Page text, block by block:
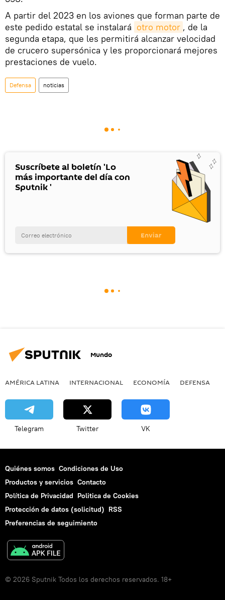
A partir del 2023 en los aviones que forman parte de
este pedido estatal se instalará otro motor , de la
segunda etapa, que les permitirá alcanzar velocidad
de crucero supersónica y les proporcionará mejores
prestaciones de vuelo.
Defensa noticias
Suscríbete al boletín 'Lo
más importante del día con
Sputnik '
Mundo
AMÉRICA LATINA INTERNACIONAL ECONOMÍA DEFENSA
Telegram Twitter VK
Quiénes somos Condiciones de Uso
Productos y servicios Contacto
Política de Privacidad Politica de Cookies
Protección de datos (solicitud) RSS
Preferencias de seguimiento
© 2026 Sputnik Todos los derechos reservados. 18+